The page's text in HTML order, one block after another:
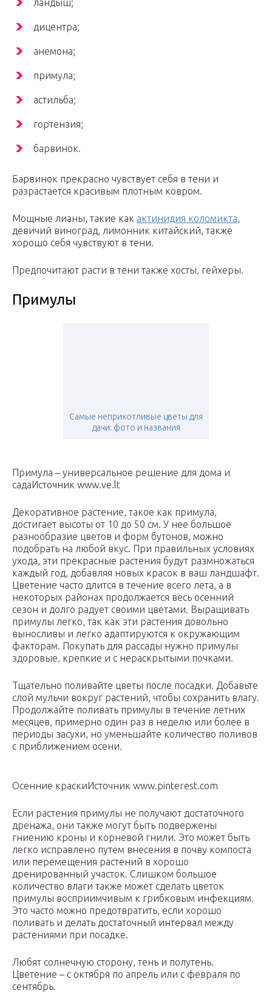
ландыш;
дицентра;
анемона;
примула;
астильба;
гортензия;
барвинок.
Барвинок прекрасно чувствует себя в тени и
разрастается красивым плотным ковром.
Мощные лианы, такие как актинидия коломикта,
девичий виноград, лимонник китайский, также
хорошо себя чувствуют в тени.
Предпочитают расти в тени также хосты, гейхеры.
Примулы
Самые неприхотливые цветы для
дачи: фото и названия
Примула – универсальное решение для дома и
садаИсточник www.ve.lt
Декоративное растение, такое как примула,
достигает высоты от 10 до 50 см. У нее большое
разнообразие цветов и форм бутонов, можно
подобрать на любой вкус. При правильных условиях
ухода, эти прекрасные растения будут размножаться
каждый год, добавляя новых красок в ваш ландшафт.
Цветение часто длится в течение всего лета, а в
некоторых районах продолжается весь осенний
сезон и долго радует своими цветами. Выращивать
примулы легко, так как эти растения довольно
выносливы и легко адаптируются к окружающим
факторам. Покупать для рассады нужно примулы
здоровые, крепкие и с нераскрытыми почками.
Тщательно поливайте цветы после посадки. Добавьте
слой мульчи вокруг растений, чтобы сохранить влагу.
Продолжайте поливать примулы в течение летних
месяцев, примерно один раз в неделю или более в
периоды засухи, но уменьшайте количество поливов
с приближением осени.
Осенние краскиИсточник www.pinterest.com
Если растения примулы не получают достаточного
дренажа, они также могут быть подвержены
гниению кроны и корневой гнили. Это может быть
легко исправлено путем внесения в почву компоста
или перемещения растений в хорошо
дренированный участок. Слишком большое
количество влаги также может сделать цветок
примулы восприимчивым к грибковым инфекциям.
Это часто можно предотвратить, если хорошо
поливать и делать достаточный интервал между
растениями при посадке.
Любят солнечную сторону, тень и полутень.
Цветение – с октября по апрель или с февраля по
сентябрь.